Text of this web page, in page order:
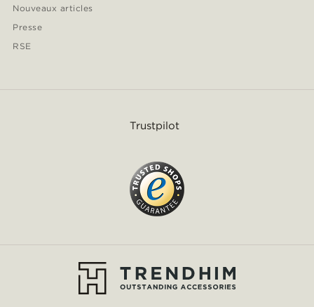
Nouveaux articles
Presse
RSE
Trustpilot